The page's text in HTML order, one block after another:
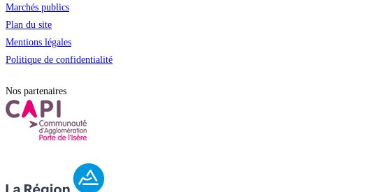
Marchés publics
Plan du site
Mentions légales
Politique de confidentialité
Nos partenaires